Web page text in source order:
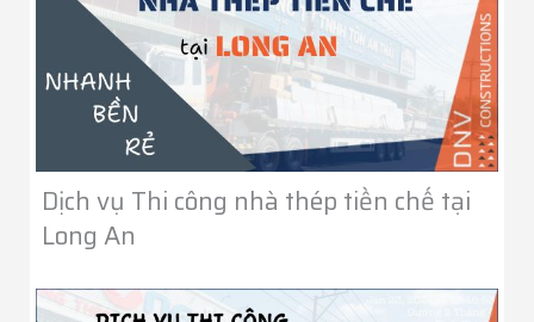
Dịch vụ Thi công nhà thép tiền chế tại
Long An